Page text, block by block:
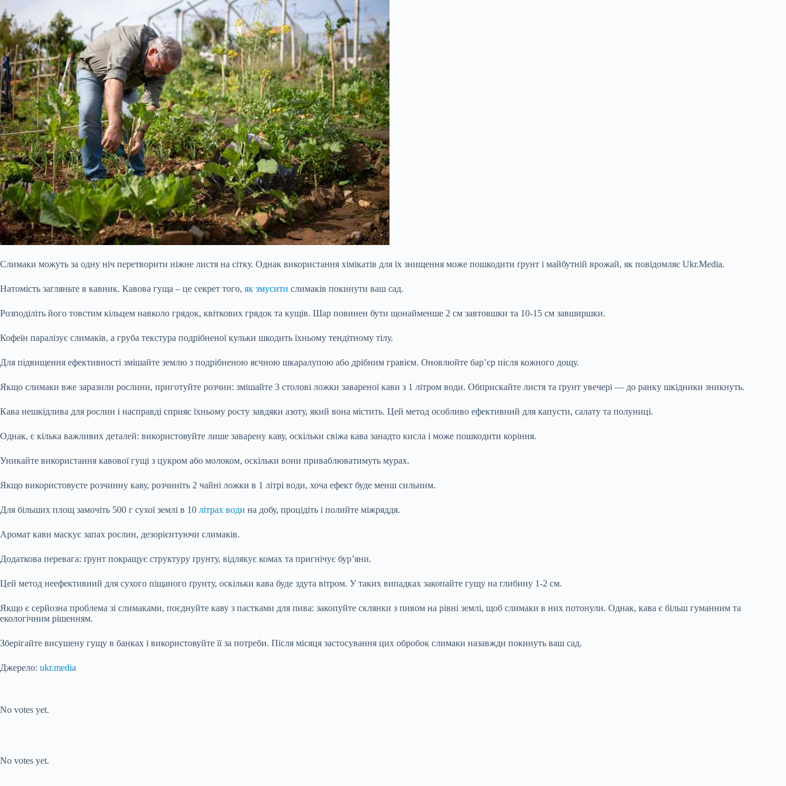
Слимаки можуть за одну ніч перетворити ніжне листя на сітку. Однак використання хімікатів для їх знищення може пошкодити ґрунт і майбутній врожай, як повідомляє Ukr.Media.
Натомість загляньте в кавник. Кавова гуща – це секрет того, як змусити слимаків покинути ваш сад.
Розподіліть його товстим кільцем навколо грядок, квіткових грядок та кущів. Шар повинен бути щонайменше 2 см завтовшки та 10-15 см завширшки.
Кофеїн паралізує слимаків, а груба текстура подрібненої кульки шкодить їхньому тендітному тілу.
Для підвищення ефективності змішайте землю з подрібненою яєчною шкаралупою або дрібним гравієм. Оновлюйте бар’єр після кожного дощу.
Якщо слимаки вже заразили рослини, приготуйте розчин: змішайте 3 столові ложки завареної кави з 1 літром води. Обприскайте листя та ґрунт увечері — до ранку шкідники зникнуть.
Кава нешкідлива для рослин і насправді сприяє їхньому росту завдяки азоту, який вона містить. Цей метод особливо ефективний для капусти, салату та полуниці.
Однак, є кілька важливих деталей: використовуйте лише заварену каву, оскільки свіжа кава занадто кисла і може пошкодити коріння.
Уникайте використання кавової гущі з цукром або молоком, оскільки вони приваблюватимуть мурах.
Якщо використовуєте розчинну каву, розчиніть 2 чайні ложки в 1 літрі води, хоча ефект буде менш сильним.
Для більших площ замочіть 500 г сухої землі в 10 літрах води на добу, процідіть і полийте міжряддя.
Аромат кави маскує запах рослин, дезорієнтуючи слимаків.
Додаткова перевага: ґрунт покращує структуру ґрунту, відлякує комах та пригнічує бур’яни.
Цей метод неефективний для сухого піщаного ґрунту, оскільки кава буде здута вітром. У таких випадках закопайте гущу на глибину 1-2 см.
Якщо є серйозна проблема зі слимаками, поєднуйте каву з пастками для пива: закопуйте склянки з пивом на рівні землі, щоб слимаки в них потонули. Однак, кава є більш гуманним та
екологічним рішенням.
Зберігайте висушену гущу в банках і використовуйте її за потреби. Після місяця застосування цих обробок слимаки назавжди покинуть ваш сад.
Джерело: ukr.media
No votes yet.
No votes yet.